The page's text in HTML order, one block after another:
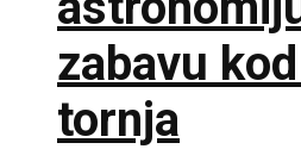
zabavu
tornja